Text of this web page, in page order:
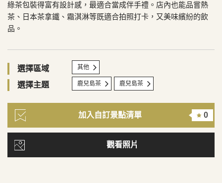
綠茶包裝得富有設計感，最適合當成伴手禮。店內也能品嘗熱
茶、日本茶拿鐵、霜淇淋等既適合拍照打卡，又美味繽紛的飲
品。
選擇區域 其他
選擇主題 鹿兒島茶 鹿兒島茶
加入自訂景點清單 0
觀看照片